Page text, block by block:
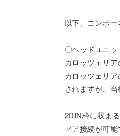
以下、コンポー
〇ヘッドユニッ
カロッツェリア
カロッツェリ
されますが、
2DIN枠に収ま
ィア接続が可